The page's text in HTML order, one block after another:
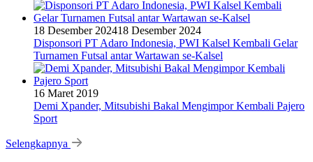
18 Desember 202418 Desember 2024
Disponsori PT Adaro Indonesia, PWI Kalsel Kembali Gelar
Turnamen Futsal antar Wartawan se-Kalsel
16 Maret 2019
Demi Xpander, Mitsubishi Bakal Mengimpor Kembali Pajero
Sport
Selengkapnya